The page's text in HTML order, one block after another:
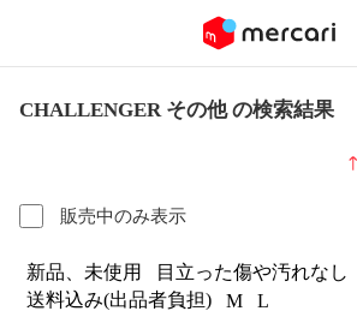
CHALLENGER その他 の検索結果
販売中のみ表示
新品、未使用 目立った傷や汚れなし
送料込み(出品者負担)
M L